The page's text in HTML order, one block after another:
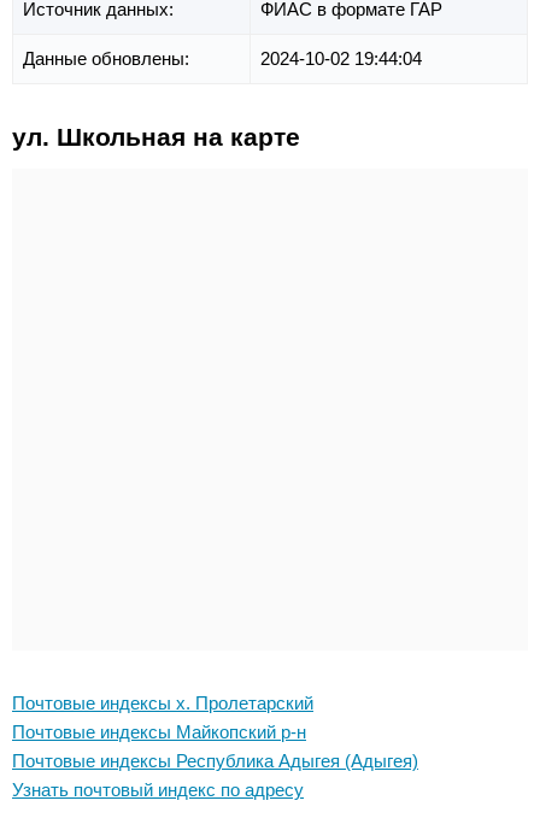
Источник данных: ФИАС в формате ГАР
Данные обновлены: 2024-10-02 19:44:04
ул. Школьная на карте
Почтовые индексы х. Пролетарский
Почтовые индексы Майкопский р-н
Почтовые индексы Республика Адыгея (Адыгея)
Узнать почтовый индекс по адресу